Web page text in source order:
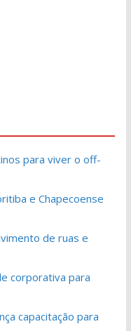
para viver o off-
e Chapecoense
de ruas e
corporativa para
capacitação para